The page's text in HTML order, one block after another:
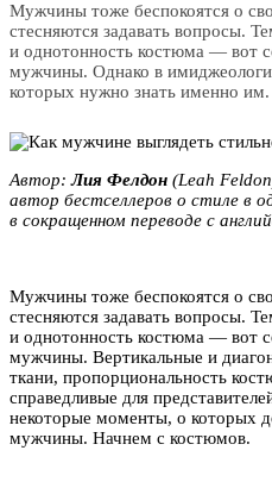
Мужчины тоже беспокоятся о
стесняются задавать вопросы.
и однотонность костюма — вот
мужчины. Однако в
которых нужно знать именно им.
Автор:Лия Фелдон (Leah
автор бестселлеров о стиле в
в сокращенном переводе с
Мужчины тоже беспокоятся о
стесняются задавать вопросы.
и однотонность костюма — вот
мужчины. Вертикальные и
ткани, пропорциональность
справедливые для
некоторые моменты, о которых
мужчины. Начнем с костюмов.